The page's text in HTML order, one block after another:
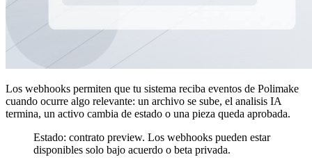
Los webhooks permiten que tu sistema reciba eventos de Polimake
cuando ocurre algo relevante: un archivo se sube, el analisis IA
termina, un activo cambia de estado o una pieza queda aprobada.
Estado: contrato preview. Los webhooks pueden estar
disponibles solo bajo acuerdo o beta privada.